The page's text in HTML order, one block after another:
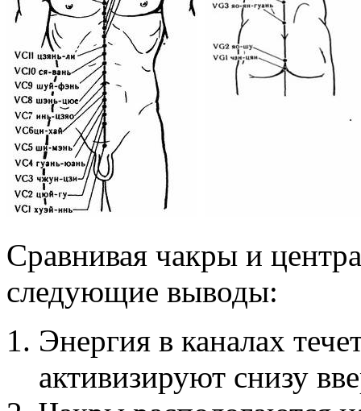
Сравнивая чакры и
следующие выводы:
Энергия в каналах
активизируют снизу